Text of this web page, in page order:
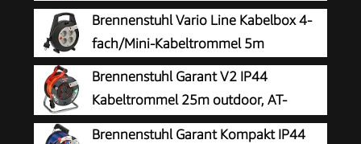
2300 W - hochwertige PVC-Isolierung -
H05VV-F3G 1,0 mm2 - mit Thermoschalter -
IP20 für Innen
Brennenstuhl Vario Line Kabelbox 4-
fach/Mini-Kabeltrommel 5m
Brennenstuhl Garant V2 IP44
Kabeltrommel 25m outdoor, AT-
N05V3V3-F 3G1,5
Brennenstuhl Garant Kompakt IP44